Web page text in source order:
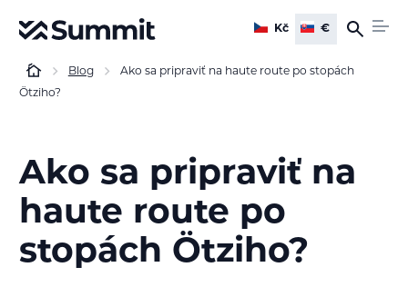
Kč €
Blog
Ako sa pripraviť na haute route po stopách
Ötziho?
Ako sa pripraviť na
haute route po
stopách Ötziho?